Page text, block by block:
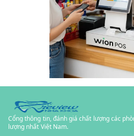
Cổng thông tin, đánh giá chất lượng các
lượng nhất Việt Nam.